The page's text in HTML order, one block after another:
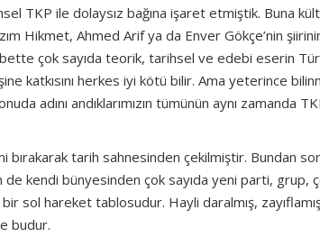
TKP ile dolaysız bağına işaret etmiştik. Buna
Hikmet, Ahmed Arif ya da Enver Gökçe’nin
çok sayıda teorik, tarihsel ve edebi eserin
katkısını herkes iyi kötü bilir. Ama yeterince
adını andıklarımızın tümünün aynı zamanda
bırakarak tarih sahnesinden çekilmiştir. Bundan
kendi bünyesinden çok sayıda yeni parti, grup,
sol hareket tablosudur. Hayli daralmış,
budur.